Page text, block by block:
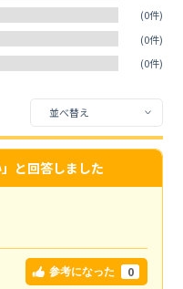
(0件)
(0件)
(0件)
」と回答しました
参考になった 0